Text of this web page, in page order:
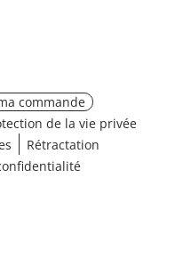
commande
de la vie privée
Rétractation